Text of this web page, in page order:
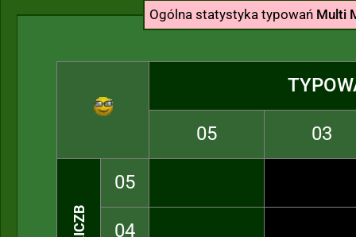
Ogólna statystyka typowań Multi
05 03
05
04